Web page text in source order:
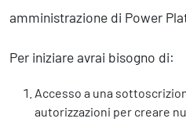
amministrazione di Power
Per iniziare avrai bisogno di:
Accesso a una
autorizzazioni per creare